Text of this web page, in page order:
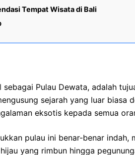
Tempat Wisata di Bali
sebagai Pulau Dewata, adalah
sejarah yang luar biasa
eksotis kepada semua
pulau ini benar-benar indah,
yang rimbun hingga